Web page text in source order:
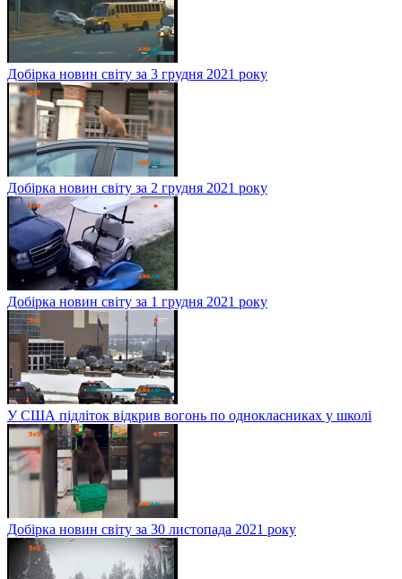
Добірка новин світу за 3 грудня 2021 року
Добірка новин світу за 2 грудня 2021 року
Добірка новин світу за 1 грудня 2021 року
У США підліток відкрив вогонь по однокласниках у школі
Добірка новин світу за 30 листопада 2021 року